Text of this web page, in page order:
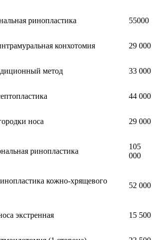
ринопластика 55000
конхотомия 29 000
метод 33 000
44 000
носа 29 000
ринопластика
105
000
кожно-хрящевого
52 000
экстренная 15 500